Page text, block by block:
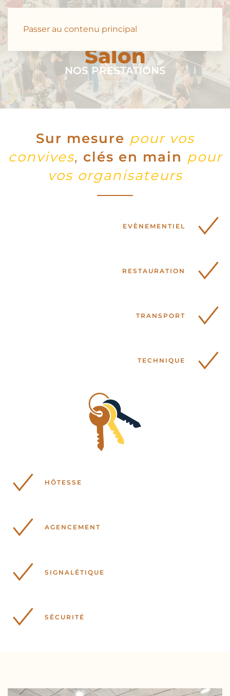
Passer au contenu principal
NOS PRESTATIONS
Salon
Sur mesure pour vos
convives, clés en main pour
vos organisateurs
EVÈNEMENTIEL
RESTAURATION
TRANSPORT
TECHNIQUE
HÔTESSE
AGENCEMENT
SIGNALÉTIQUE
SÉCURITÉ